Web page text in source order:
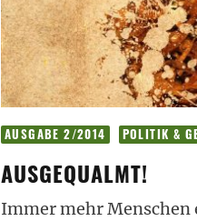
AUSGABE 2/2014 POLITIK &
AUSGEQUALMT!
Immer mehr Menschen